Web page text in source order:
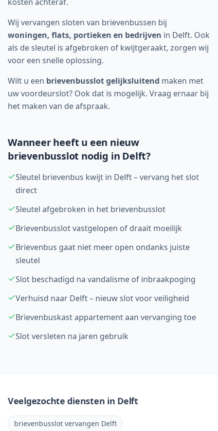
Wij vervangen sloten van brievenbussen bij
woningen, flats, portieken en bedrijven in Delft. Ook
als de sleutel is afgebroken of kwijtgeraakt, zorgen wij
voor een snelle oplossing.
Wilt u een brievenbusslot gelijksluitend maken met
uw voordeurslot? Ook dat is mogelijk. Vraag ernaar bij
het maken van de afspraak.
Wanneer heeft u een nieuw
brievenbusslot nodig in Delft?
Sleutel brievenbus kwijt in Delft – vervang het slot
direct
Sleutel afgebroken in het brievenbusslot
Brievenbusslot vastgelopen of draait moeilijk
Brievenbus gaat niet meer open ondanks juiste
sleutel
Slot beschadigd na vandalisme of inbraakpoging
Verhuisd naar Delft – nieuw slot voor veiligheid
Brievenbuskast appartement aan vervanging toe
Slot versleten na jaren gebruik
Veelgezochte diensten in Delft
brievenbusslot vervangen Delft